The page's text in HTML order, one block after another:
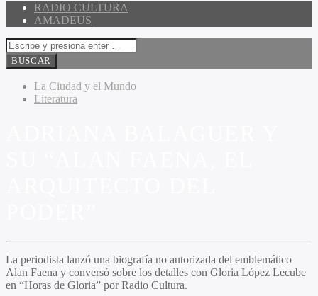
RADIO CULTURA
AMADEUS
La Ciudad y el Mundo
Literatura
La periodista lanzó una biografía no autorizada del emblemático
Alan Faena y conversó sobre los detalles con Gloria López Lecube
en “Horas de Gloria” por Radio Cultura.